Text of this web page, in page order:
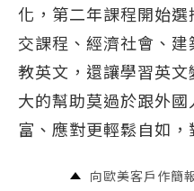
化，第二年課程開始
交課程、經濟社會、
教英文，還讓學習英
大的幫助莫過於跟外
富、應對更輕鬆自如，
向歐美客戶作簡